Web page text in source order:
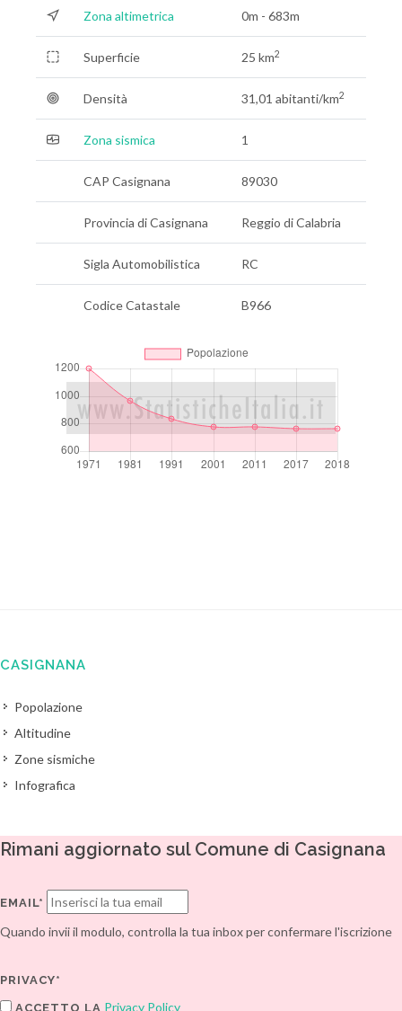
Zona altimetrica 0m - 683m
Superficie 25 km2
Densità 31,01 abitanti/km2
Zona sismica 1
CAP Casignana 89030
Provincia di Casignana Reggio di Calabria
Sigla Automobilistica RC
Codice Catastale B966
CASIGNANA
Popolazione
Altitudine
Zone sismiche
Infografica
Rimani aggiornato sul Comune di Casignana
EMAIL*
Quando invii il modulo, controlla la tua inbox per confermare l'iscrizione
PRIVACY*
ACCETTO LA Privacy Policy